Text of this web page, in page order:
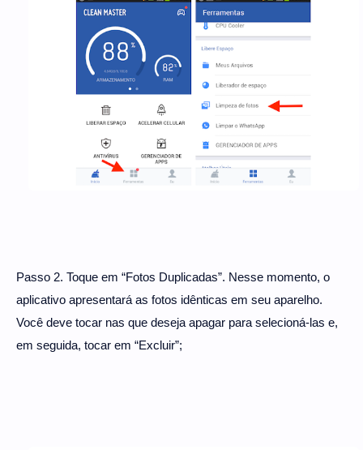
Passo 2. Toque em “Fotos Duplicadas”. Nesse momento, o
aplicativo apresentará as fotos idênticas em seu aparelho.
Você deve tocar nas que deseja apagar para selecioná-las e,
em seguida, tocar em “Excluir”;